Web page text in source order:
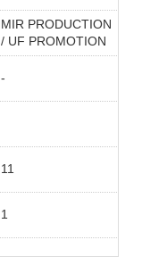
MIR PRODUCTION
/ UF PROMOTION
-
11
1